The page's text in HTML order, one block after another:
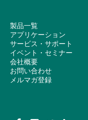
製品一覧
アプリケーション
サービス・サポート
イベント・セミナー
会社概要
お問い合わせ
メルマガ登録